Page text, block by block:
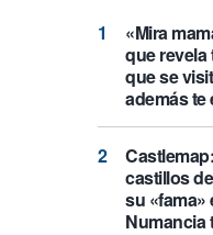
«Mira
que revela
que se
además te
castillos
su «fama»
Numancia